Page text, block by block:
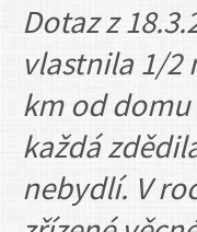
Dotaz z
vlastnila 1/2
km od domu
každá
nebydlí. V